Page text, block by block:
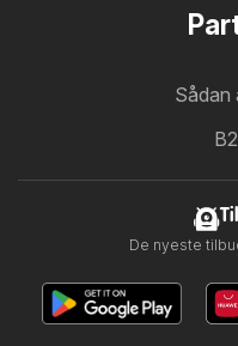
Sådan
De nyeste